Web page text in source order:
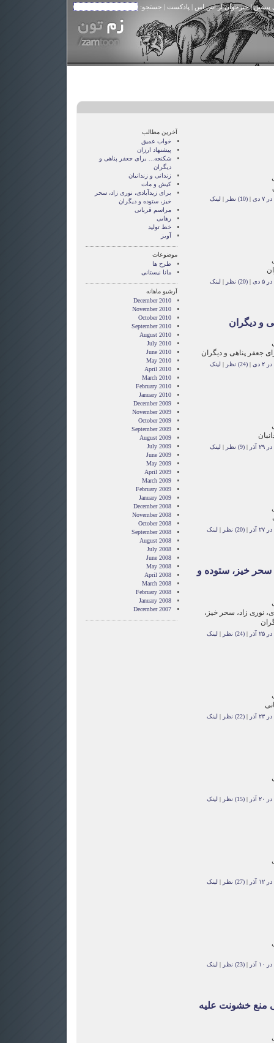
پیشین|خبرخوان آر اس اس | پادکست | جستجو:
دی |(10) نظر | لینک
دی |(20) نظر | لینک
و دیگران
جعفر پناهی و دیگران
دی |(24) نظر | لینک
آذر |(9) نظر | لینک
آذر |(20) نظر | لینک
سحر خیز، ستوده و
نوری زاد، سحر خیز،
آذر |(24) نظر | لینک
آذر |(22) نظر | لینک
|(15) نظر | لینک
آذر |(27) نظر | لینک
|(23) نظر | لینک
منع خشونت علیه
آخرین مطالب
خواب عمیق
پیشنهاد ارزان
شکنجه... برای جعفر پناهی و
دیگران
زندانی و زندانبان
کیش و مات
برای زیدآبادی، نوری زاد، سحر
خیز، ستوده و دیگران
مراسم قربانی
رهایی
خط تولید
آویز
موضوعات
طرح ها
مانا نیستانی
آرشیو ماهانه
December 2010
November 2010
October 2010
September 2010
August 2010
July 2010
June 2010
May 2010
April 2010
March 2010
February 2010
January 2010
December 2009
November 2009
October 2009
September 2009
August 2009
July 2009
June 2009
May 2009
April 2009
March 2009
February 2009
January 2009
December 2008
November 2008
October 2008
September 2008
August 2008
July 2008
June 2008
May 2008
April 2008
March 2008
February 2008
January 2008
December 2007